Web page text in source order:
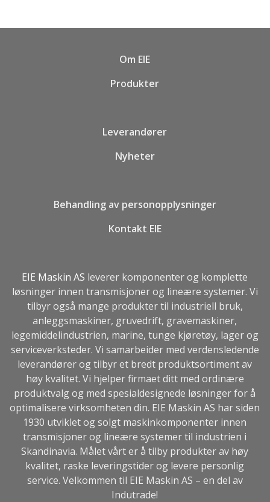
Om EIE
Produkter
Leverandører
Nyheter
Behandling av personopplysninger
Kontakt EIE
EIE Maskin AS leverer komponenter og komplette
løsninger innen transmisjoner og lineære systemer. Vi
tilbyr også mange produkter til industriell bruk,
anleggsmaskiner, gruvedrift, gravemaskiner,
legemiddelindustrien, marine, tunge kjøretøy, lager og
serviceverksteder. Vi samarbeider med verdensledende
leverandører og tilbyr et bredt produktsortiment av
høy kvalitet. Vi hjelper firmaet ditt med ordinære
produktvalg og med spesialdesignede løsninger for å
optimalisere virksomheten din. EIE Maskin AS har siden
1930 utviklet og solgt maskinkomponenter innen
transmisjoner og lineære systemer til industrien i
Skandinavia. Målet vårt er å tilby produkter av høy
kvalitet, raske leveringstider og levere personlig
service. Velkommen til EIE Maskin AS – en del av
Indutrade!